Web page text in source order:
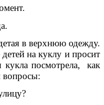
в верхнюю одежду.
на куклу и просит
кукла посмотрела, как
вопросы: